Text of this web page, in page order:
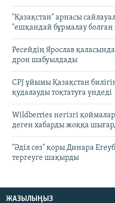
"Қазақстан" арнасы
"ешқандай бұрмалау болған
Ресейдің Ярослав
дрон шабуылдады
CPJ ұйымы Қазақстан
қудалауды тоқтатуға үндеді
Wildberries негізгі
деген хабарды жоққа
"Әділ сөз" қоры Динара
тергеуге шақырды
ЖАЗЫЛЫҢЫЗ